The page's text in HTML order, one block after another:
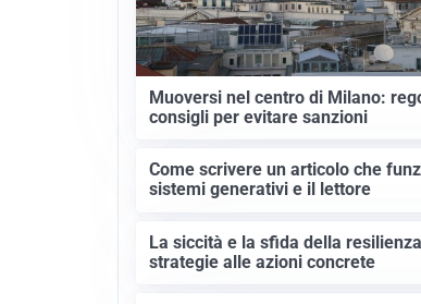
Muoversi nel centro di Milano:
consigli per evitare sanzioni
Come scrivere un articolo che
sistemi generativi e il lettore
La siccità e la sfida della
strategie alle azioni concrete